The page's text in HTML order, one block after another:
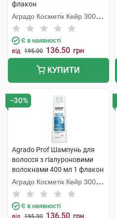
флакон
Аградо Косметік Кейр 3000
С.Л.У.
Є в наявності
від 195.00 136.50 грн
КУПИТИ
−30%
Agrado Prof Шампунь для
волосся з гіалуроновими
волокнами 400 мл 1 флакон
Аградо Косметік Кейр 3000
С.Л.У.
Є в наявності
від 195.00 136.50 грн